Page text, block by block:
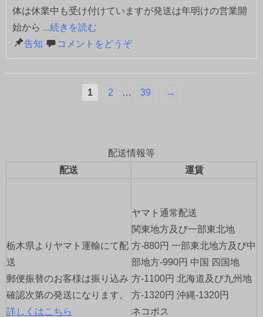
体は休業中も受け付けていますが発送は年明けの営業開
始から ...続きを読む
告知
コメントをどうぞ
1 2 … 39 →
配送情報等
配送
運賃
栃木県よりヤマト運輸にて配
送
郵便振替のお客様は振り込み
確認次第の発送になります。
詳しくはこちら
ヤマト通常配送
関東地方及び一部東北地
方-880円 一部東北地方及び中
部地方-990円 中国 四国地
方-1100円 北海道及び九州地
方-1320円 沖縄-1320円
ネコポス